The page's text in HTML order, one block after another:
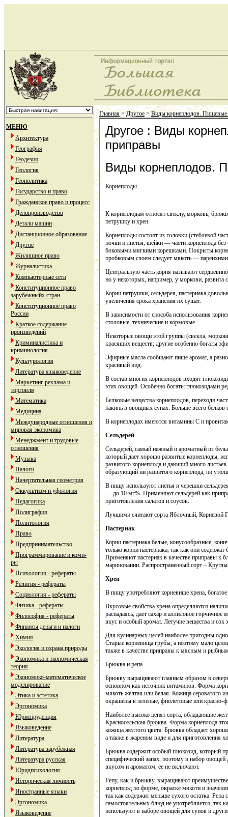
МЕНЮ
Архитектура
География
Геодезия
Геология
Геополитика
Государство и право
Гражданское право и процесс
Делопроизводство
Детали машин
Дистанционное образование
Другое
Жилищное право
Журналистика
Компьютерные сети
Конституционное право
зарубежныйх стран
Конституционное право
России
Краткое содержание
произведений
Криминалистика и
криминология
Культурология
Литература языковедение
Маркетинг реклама и
торговля
Математика
Медицина
Международные отношения и
мировая экономика
Менеджмент и трудовые
отношения
Музыка
Налоги
Начертательная геометрия
Оккультизм и уфология
Педагогика
Полиграфия
Политология
Право
Предпринимательство
Программирование и комп-
ры
Психология - рефераты
Религия - рефераты
Социология - рефераты
Физика - рефераты
Философия - рефераты
Финансы деньги и налоги
Химия
Экология и охрана природы
Экономика и экономическая
теория
Экономико-математическое
моделирование
Этика и эстетика
Эргономика
Юриспруденция
Языковедение
Литература
Литература зарубежная
Литература русская
Юридпсихология
Историческая личность
Иностранные языки
Эргономика
Языковедение
Главная>Другое>Виды корнеплодов. Пищевые
Другое : Виды
приправы
Виды корнеплодов.
Корнеплоды
К корнеплодам относят свеклу, морковь,
петрушку и хрен.
Корнеплоды состоят из головки (стеблевой
почки и листья, шейки — части корнеплода
боковыми мягкими корешками. Покрыты
пробковым слоем следует мякоть —
Центральную часть корня называют
но у некоторых, например, у моркови, развита
Корни петрушки, сельдерея, пастернака
увеличения срока хранения их сушат.
В зависимости от способа использования
столовые, технические и кормовые.
Некоторые овощи этой группы (свекла,
красящих веществ; другие особенно богаты
Эфирные масла сообщают пище аромат, а
красивый вид.
В состав многих корнеплодов входят
этих овощей. Особенно богаты глюкозидами
Белковые вещества корнеплодов, переходя
накипь в овощных супах. Больше всего белков
В корнеплодах имеются витамины С и
Сельдерей
Сельдерей, самый нежный и ароматный из
который дает хорошо развитые корнеплоды,
развитого корнеплода и дающий много
образующий ни развитого корнеплода, ни
В пищу используют листья и черешки
— до 10 мг%. Применяют сельдерей как
приготовления салатов и соусов.
Лучшими считают сорта Яблочный, Корневой
Пастернак
Корни пастернака белые, конусообразные,
только корни пастернака, так как они
Применяют пастернак в качестве приправы к
мариновании. Распространенный сорт –
Хрен
В пищу употребляют корневище хрена,
Вкусовые свойства хрена определяются
распадаясь, дает сахар и аллиловое
вкус и особый аромат. Летучие вещества и сок
Для кулинарных целей наиболее пригодны
Старые корневища грубы, а поэтому мало
также в качестве приправы к мясным и
Брюква и репа
Брюкву выращивают главным образом в
основном как источник витаминов. Форма
мякоть желтая или белая. Кожица сероватого
окрашены в зеленые, фиолетовые или красно-
Наиболее высоко ценят сорта, обладающие
Красносельская брюква. Форма корнеплода
кожица желтого цвета. Брюква обладает
а также в жареном виде и для приготовления
Брюква содержит особый глюкозид, который
специфический запах, поэтому в набор
вкусом и ароматом, ее не включают.
Репу, как и брюкву, выращивают
корнеплод по форме, окраске мякоти и
так как содержит меньше сухого остатка.
самостоятельных блюд не употребляется, так
используют в наборе овощей для супов и